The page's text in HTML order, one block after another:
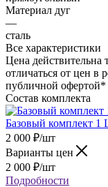
Материал дуг
—
сталь
Все характеристики
Цена действительна
отличаться от цен в
публичной офертой*
Состав комплекта
Базовый комплект
2 000 ₽/шт
Варианты цен
2 000 ₽/шт
Подробности